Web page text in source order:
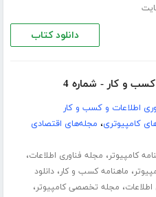
دانلود کتاب
کسب و کار - شماره 4
اطلاعات و کسب و کار
کامپیوتری، مجله‌های اقتصادی
کامپیوتر، مجله فناوری اطلاعات،
، ماهنامه کسب و کار،دانلود
اطلاعات، مجله تخصصی کامپیوتر،